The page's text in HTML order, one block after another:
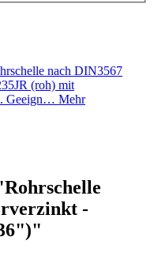
nach DIN3567
(roh) mit
Geeign… Mehr
-